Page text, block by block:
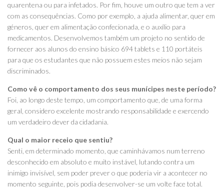
quarentena ou para infetados. Por fim, houve um outro que tem a ver
com as consequências. Como por exemplo, a ajuda alimentar, quer em
géneros, quer em alimentação confecionada, e o auxílio para
medicamentos. Desenvolvemos também um projeto no sentido de
fornecer aos alunos do ensino básico 694 tablets e 110 portáteis
para que os estudantes que não possuem estes meios não sejam
discriminados.
Como vê o comportamento dos seus munícipes neste período?
Foi, ao longo deste tempo, um comportamento que, de uma forma
geral, considero excelente mostrando responsabilidade e exercendo
um verdadeiro dever da cidadania.
Qual o maior receio que sentiu?
Senti, em determinado momento, que caminhávamos num terreno
desconhecido em absoluto e muito instável, lutando contra um
inimigo invisível, sem poder prever o que poderia vir a acontecer no
momento seguinte, pois podia desenvolver-se um volte face total.